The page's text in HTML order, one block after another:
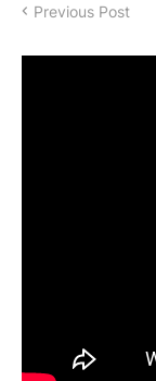
Previous Post